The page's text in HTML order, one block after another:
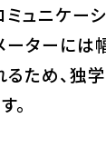
ュニケー
ーターに
るため、独
。